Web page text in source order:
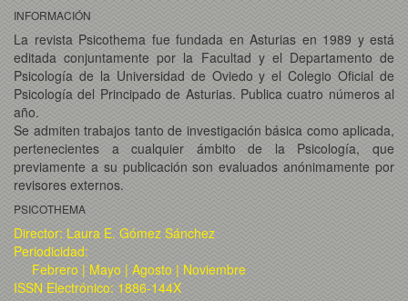
INFORMACIÓN
La revista Psicothema fue fundada en Asturias en 1989 y está
editada conjuntamente por la Facultad y el Departamento de
Psicología de la Universidad de Oviedo y el Colegio Oficial de
Psicología del Principado de Asturias. Publica cuatro números al
año.
Se admiten trabajos tanto de investigación básica como aplicada,
pertenecientes a cualquier ámbito de la Psicología, que
previamente a su publicación son evaluados anónimamente por
revisores externos.
PSICOTHEMA
Director: Laura E. Gómez Sánchez
Periodicidad:
Febrero | Mayo | Agosto | Noviembre
ISSN Electrónico: 1886-144X